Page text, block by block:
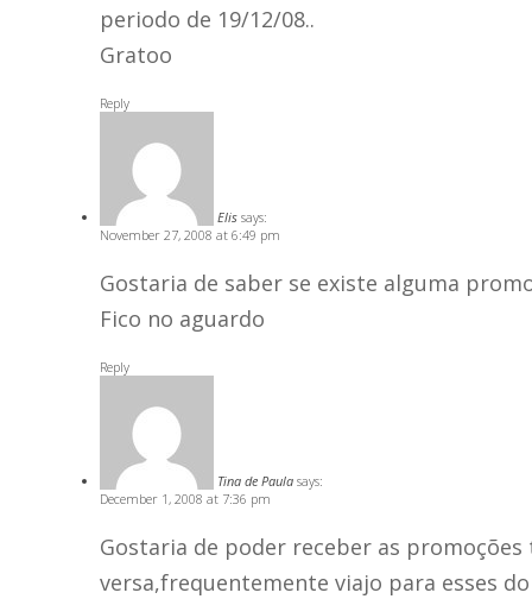
periodo de 19/12/08..
Gratoo
Reply
Elis says:
November 27, 2008 at 6:49 pm
Gostaria de saber se existe alguma
Fico no aguardo
Reply
Tina de Paula says:
December 1, 2008 at 7:36 pm
Gostaria de poder receber as promoções
versa,frequentemente viajo para esses